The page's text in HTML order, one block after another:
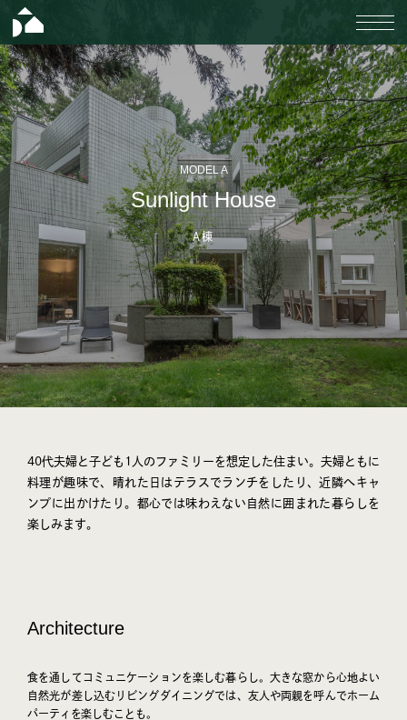
施設案内
過ごし方
ストーリー
イベント情報
アクセス
MODEL A
Sunlight House
A棟
40代夫婦と子ども1人のファミリーを想定した住まい。夫婦ともに
料理が趣味で、晴れた日はテラスでランチをしたり、近隣へキャ
ンプに出かけたり。都心では味わえない自然に囲まれた暮らしを
楽しみます。
Architecture
食を通してコミュニケーションを楽しむ暮らし。大きな窓から心地よい
自然光が差し込むリビングダイニングでは、友人や両親を呼んでホーム
パーティを楽しむことも。